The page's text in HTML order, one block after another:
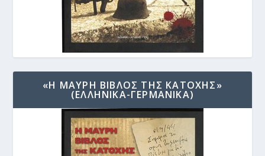
«Η ΜΑΥΡΗ ΒΙΒΛΟΣ ΤΗΣ ΚΑΤΟΧΗΣ»
(ΕΛΛΗΝΙΚΑ-ΓΕΡΜΑΝΙΚΑ)